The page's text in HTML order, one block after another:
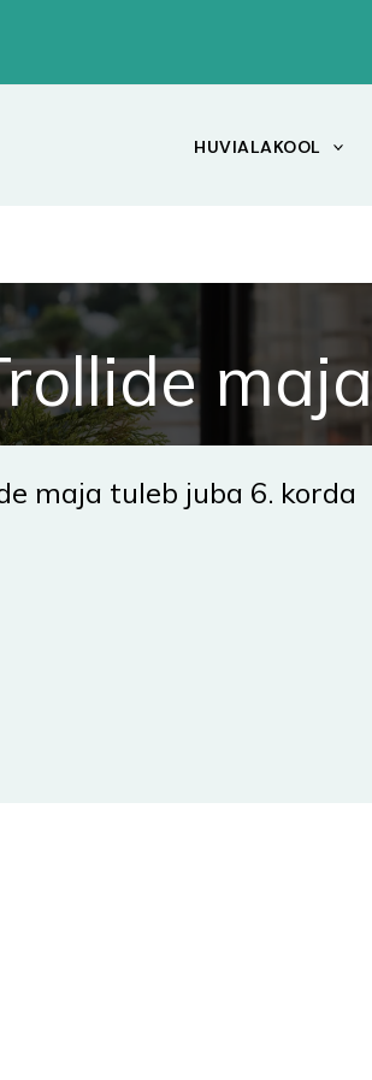
HUVIALAKOOL
maja
maja tuleb juba 6. korda